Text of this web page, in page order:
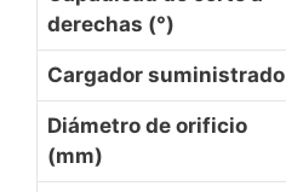
derechas (°)
Cargador suministrado
Diámetro de orificio
(mm)